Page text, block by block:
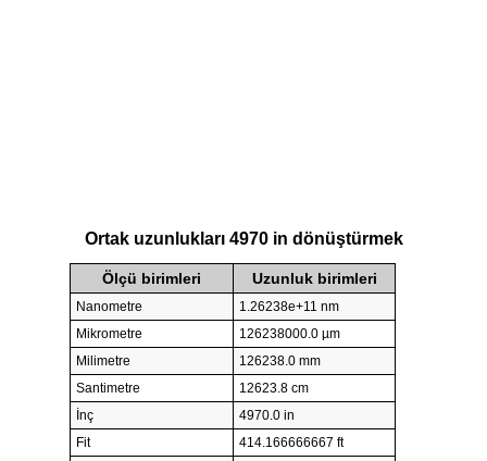
Ortak uzunlukları 4970 in dönüştürmek
Ölçü birimleri Uzunluk birimleri
Nanometre
1.26238e+11 nm
Mikrometre
126238000.0 µm
Milimetre
126238.0 mm
Santimetre
12623.8 cm
İnç
4970.0 in
Fit
414.166666667 ft